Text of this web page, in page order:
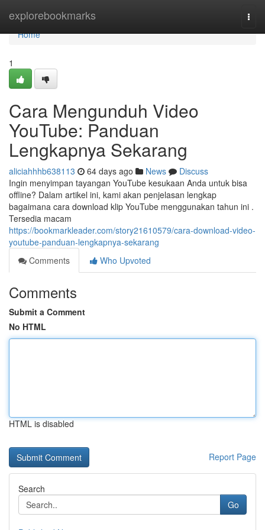
explorebookmarks
Home
Home
1
Cara Mengunduh Video
YouTube: Panduan
Lengkapnya Sekarang
aliciahhhb638113 64 days ago News
Discuss
Ingin menyimpan tayangan YouTube kesukaan Anda untuk bisa
offline? Dalam artikel ini, kami akan penjelasan lengkap
bagaimana cara download klip YouTube menggunakan tahun ini .
Tersedia macam
https://bookmarkleader.com/story21610579/cara-download-video-
youtube-panduan-lengkapnya-sekarang
Comments
Who Upvoted
Comments
Submit a Comment
No HTML
HTML is disabled
Report Page
Search
Go